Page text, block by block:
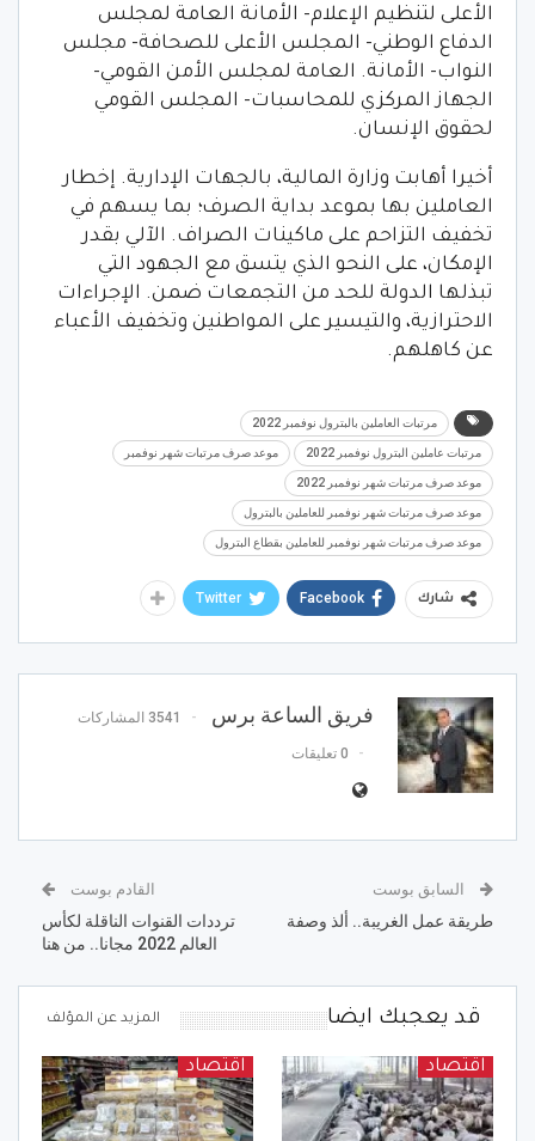
الأعلى لتنظيم الإعلام- الأمانة العامة لمجلس
الدفاع الوطني- المجلس الأعلى للصحافة- مجلس
النواب- الأمانة. العامة لمجلس الأمن القومي-
الجهاز المركزي للمحاسبات- المجلس القومي
لحقوق الإنسان.
أخيرا أهابت وزارة المالية، بالجهات الإدارية. إخطار
العاملين بها بموعد بداية الصرف؛ بما يسهم في
تخفيف التزاحم على ماكينات الصراف. الآلي بقدر
الإمكان، على النحو الذي يتسق مع الجهود التي
تبذلها الدولة للحد من التجمعات ضمن. الإجراءات
الاحترازية، والتيسير على المواطنين وتخفيف الأعباء
عن كاهلهم.
مرتبات العاملين بالبترول نوفمبر 2022
مرتبات عاملين البترول نوفمبر 2022 موعد صرف مرتبات شهر نوفمبر
موعد صرف مرتبات شهر نوفمبر 2022
موعد صرف مرتبات شهر نوفمبر للعاملين بالبترول
موعد صرف مرتبات شهر نوفمبر للعاملين بقطاع البترول
شارك Facebook
Twitter
فريق الساعة برس 3541 المشاركات
0 تعليقات
السابق بوست
طريقة عمل الغريبة.. ألذ وصفة
القادم بوست
ترددات القنوات الناقلة لكأس
العالم 2022 مجانا.. من هنا
قد يعجبك ايضا المزيد عن المؤلف
اقتصاد اقتصاد